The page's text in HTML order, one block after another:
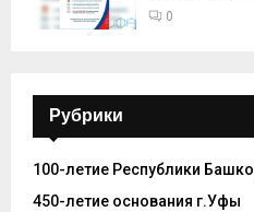
0
Рубрики
100-летие Республики
450-летие основания г.Уфы